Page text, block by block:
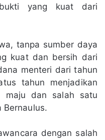
yang kuat dari
tanpa sumber daya
kuat dan bersih dari
menteri dari tahun
tahun menjadikan
maju dan salah satu
Bernaulus.
dengan salah